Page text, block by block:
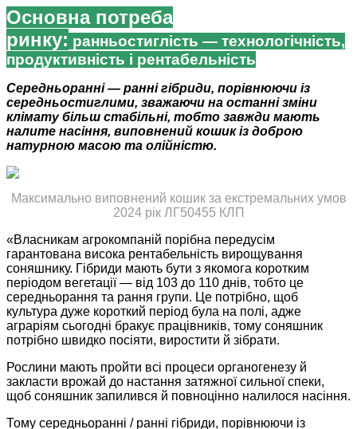
Основна потреба
ринку: ранньостиглість — тех­­но­­логічність,
продуктивність і рентабельність
Середньоранні — ранні гіб­риди, порівнюючи із
середньостиглими, зважаючи на останні зміни
клімату більш стабільні, тобто завжди мають
налите насіння, виповнений кошик із доброю
натурною масою та олійністю.
Максимально виповнений кошик за екстремальних умов
2024 рік ЛГ50455 КЛП
«Власникам агрокомпаній порібна передусім
гарантована висока рентабельність вирощування
соняшнику. Гібриди мають бути з якомога коротким
періодом вегетації — від 103 до 110 днів, тобто це
середньорання та рання групи. Це потрібно, щоб
культура дуже короткий період була на полі, адже
аграріям сьогодні бракує працівників, тому соняшник
потрібно швидко посіяти, виростити й зібрати.
Рослини мають пройти всі процеси органогенезу й
закласти врожай до настання затяжної сильної спеки,
щоб соняшник запилився й повноцінно налилося насіння.
Тому середньоранні / ранні гібриди, порівнюючи із